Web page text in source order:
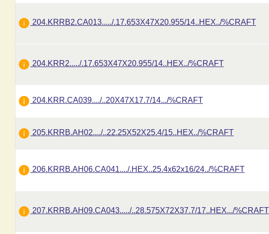
204.KRRB2.CA013...../.17.653X47X20.955/14..HEX../%CRAFT
204.KRR2...../.17.653X47X20.955/14..HEX../%CRAFT
204.KRR.CA039..../..20X47X17.7/14.../%CRAFT
205.KRRB.AH02..../..22.25X52X25.4/15..HEX../%CRAFT
206.KRRB.AH06.CA041..../.HEX..25.4x62x16/24../%CRAFT
207.KRRB.AH09.CA043...../..28.575X72X37.7/17..HEX.../%CRAFT